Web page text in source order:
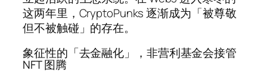
这两年里，CryptoPunks 逐渐成为「被尊敬
但不被触碰」的存在。
象征性的「去金融化」，非营利基金会接管
NFT 图腾